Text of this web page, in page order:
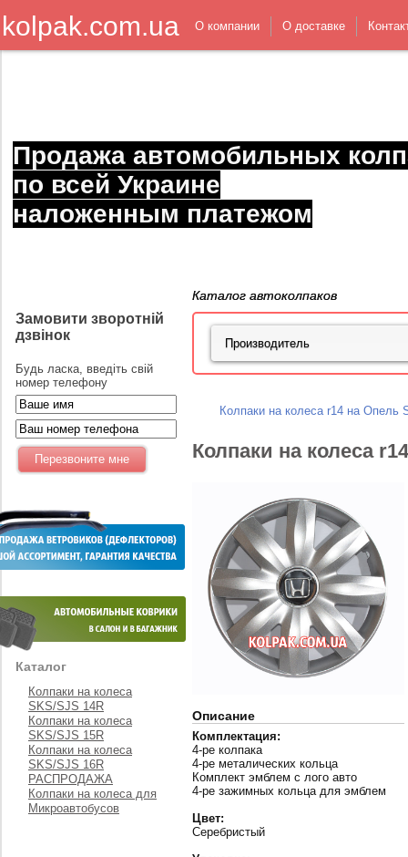
kolpak.com.ua О компании О доставке
Продажа автомобильных
по всей Украине
наложенным платежом
Замовити зворотній
дзвінок
Будь ласка, введіть свій
номер телефону
Каталог
Колпаки на колеса
SKS/SJS 14R
Колпаки на колеса
SKS/SJS 15R
Колпаки на колеса
SKS/SJS 16R
РАСПРОДАЖА
Колпаки на колеса для
Микроавтобусов
Каталог автоколпаков
Колпаки на колеса r14 на Опель
Колпаки на колеса
Описание
Комплектация:
4-ре колпака
4-ре металических кольца
Комплект эмблем с лого авто
4-ре зажимных кольца для эмблем
Цвет:
Серебристый